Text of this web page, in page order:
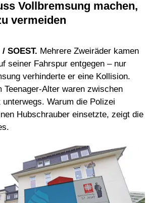
Vollbremsung machen,
vermeiden
SOEST. Mehrere Zweiräder kamen
seiner Fahrspur entgegen – nur
verhinderte er eine Kollision.
Teenager-Alter waren zwischen
Warum die Polizei
Hubschrauber einsetzte, zeigt die